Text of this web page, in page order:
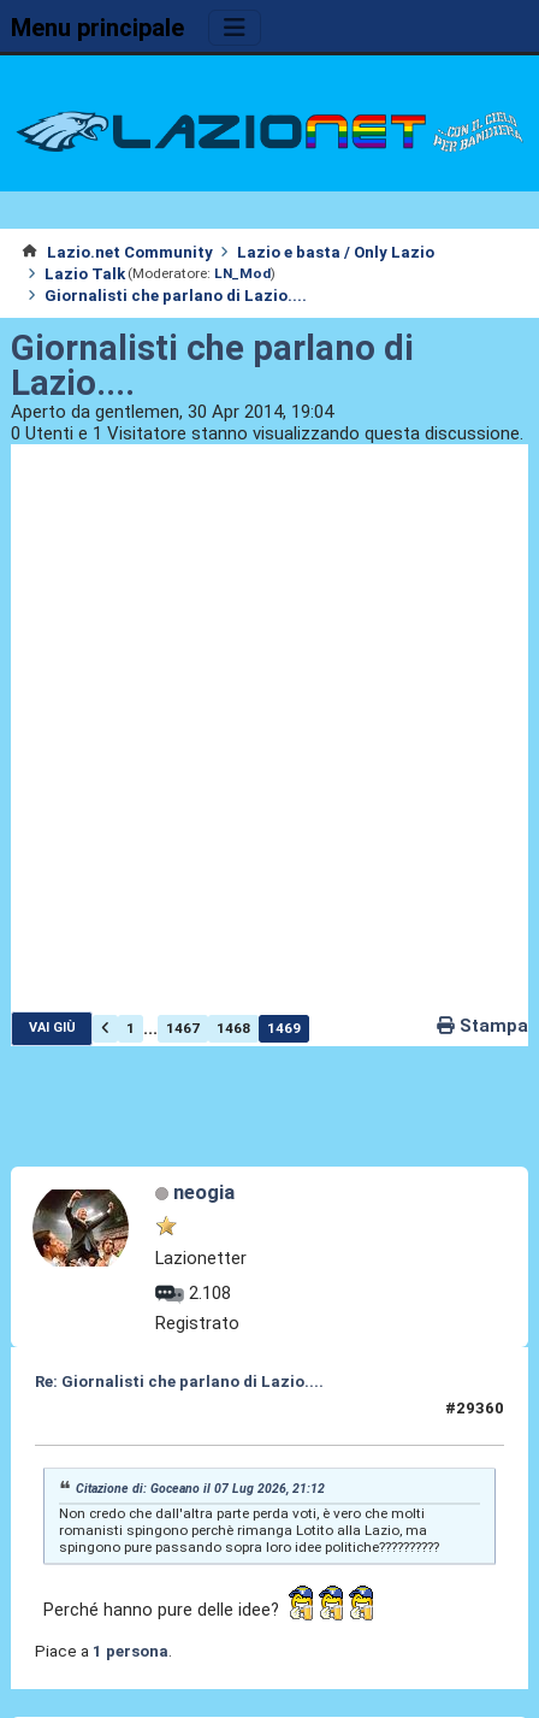
Menu principale
Lazio.net Community
Lazio e basta / Only Lazio
Lazio Talk (Moderatore: LN_Mod)
Giornalisti che parlano di Lazio....
Giornalisti che parlano di
Lazio....
Aperto da gentlemen, 30 Apr 2014, 19:04
0 Utenti e 1 Visitatore stanno visualizzando questa discussione.
VAI GIÙ 1 ... 1467 1468 1469 Stampa
neogia
Lazionetter
2.108
Registrato
Re: Giornalisti che parlano di Lazio....
#29360
Citazione di: Goceano il 07 Lug 2026, 21:12
Non credo che dall'altra parte perda voti, è vero che molti
romanisti spingono perchè rimanga Lotito alla Lazio, ma
spingono pure passando sopra loro idee politiche??????????
Perché hanno pure delle idee?
Piace a 1 persona